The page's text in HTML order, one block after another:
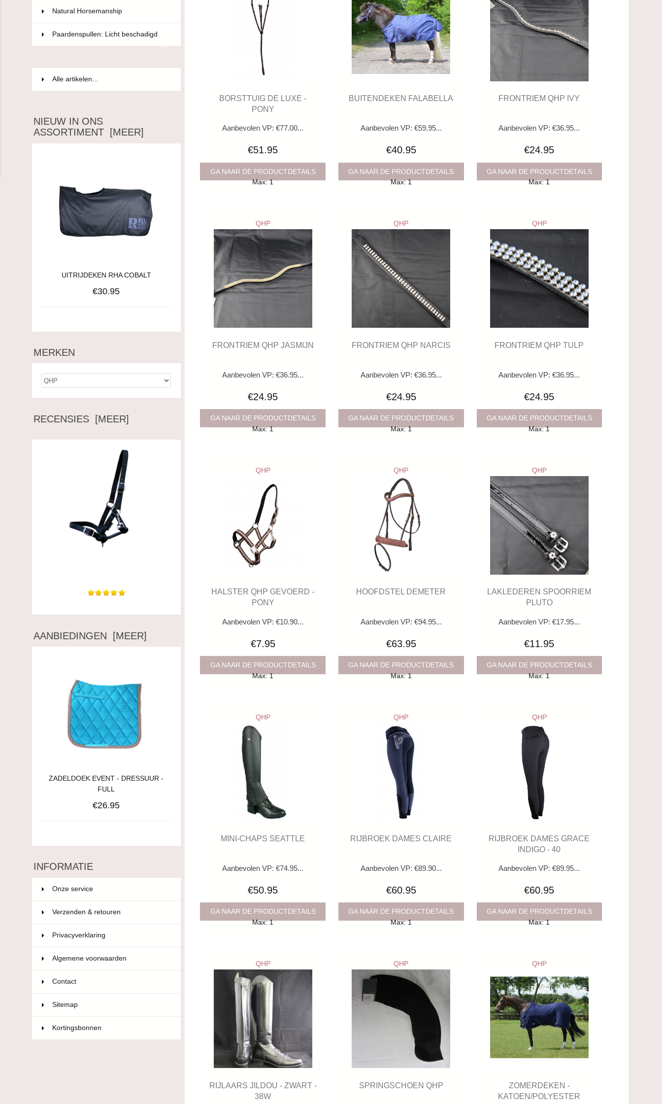
Natural Horsemanship
Paardenspullen: Licht beschadigd
85
Alle artikelen...
NIEUW IN ONS
ASSORTIMENT [MEER]
UITRIJDEKEN RHA COBALT
€30.95
MERKEN
RECENSIES [MEER]
AANBIEDINGEN [MEER]
ZADELDOEK EVENT - DRESSUUR -
FULL
€26.95
INFORMATIE
Onze service
Verzenden & retouren
Privacyverklaring
Algemene voorwaarden
Contact
Sitemap
Kortingsbonnen
BORSTTUIG DE LUXE -
PONY
Aanbevolen VP: €77.00...
€51.95
GA NAAR DE PRODUCTDETAILS
Max: 1
BUITENDEKEN FALABELLA
Aanbevolen VP: €59.95...
€40.95
GA NAAR DE PRODUCTDETAILS
Max: 1
FRONTRIEM QHP IVY
Aanbevolen VP: €36.95...
€24.95
GA NAAR DE PRODUCTDETAILS
Max: 1
QHP
FRONTRIEM QHP JASMIJN
Aanbevolen VP: €36.95...
€24.95
GA NAAR DE PRODUCTDETAILS
Max: 1
QHP
FRONTRIEM QHP NARCIS
Aanbevolen VP: €36.95...
€24.95
GA NAAR DE PRODUCTDETAILS
Max: 1
QHP
FRONTRIEM QHP TULP
Aanbevolen VP: €36.95...
€24.95
GA NAAR DE PRODUCTDETAILS
Max: 1
QHP
HALSTER QHP GEVOERD -
PONY
Aanbevolen VP: €10.90...
€7.95
GA NAAR DE PRODUCTDETAILS
Max: 1
QHP
HOOFDSTEL DEMETER
Aanbevolen VP: €94.95...
€63.95
GA NAAR DE PRODUCTDETAILS
Max: 1
QHP
LAKLEDEREN SPOORRIEM
PLUTO
Aanbevolen VP: €17.95...
€11.95
GA NAAR DE PRODUCTDETAILS
Max: 1
QHP
MINI-CHAPS SEATTLE
Aanbevolen VP: €74.95...
€50.95
GA NAAR DE PRODUCTDETAILS
Max: 1
QHP
RIJBROEK DAMES CLAIRE
Aanbevolen VP: €89.90...
€60.95
GA NAAR DE PRODUCTDETAILS
Max: 1
QHP
RIJBROEK DAMES GRACE
INDIGO - 40
Aanbevolen VP: €89.95...
€60.95
GA NAAR DE PRODUCTDETAILS
Max: 1
QHP
RIJLAARS JILDOU - ZWART -
38W
QHP
SPRINGSCHOEN QHP
QHP
ZOMERDEKEN -
KATOEN/POLYESTER